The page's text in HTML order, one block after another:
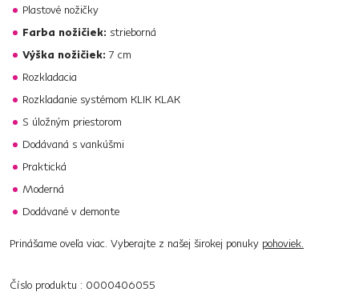
Plastové nožičky
Farba nožičiek: strieborná
Výška nožičiek: 7 cm
Rozkladacia
Rozkladanie systémom KLIK KLAK
S úložným priestorom
Dodávaná s vankúšmi
Praktická
Moderná
Dodávané v demonte
Prinášame oveľa viac. Vyberajte z našej širokej ponuky pohoviek.
Číslo produktu : 0000406055